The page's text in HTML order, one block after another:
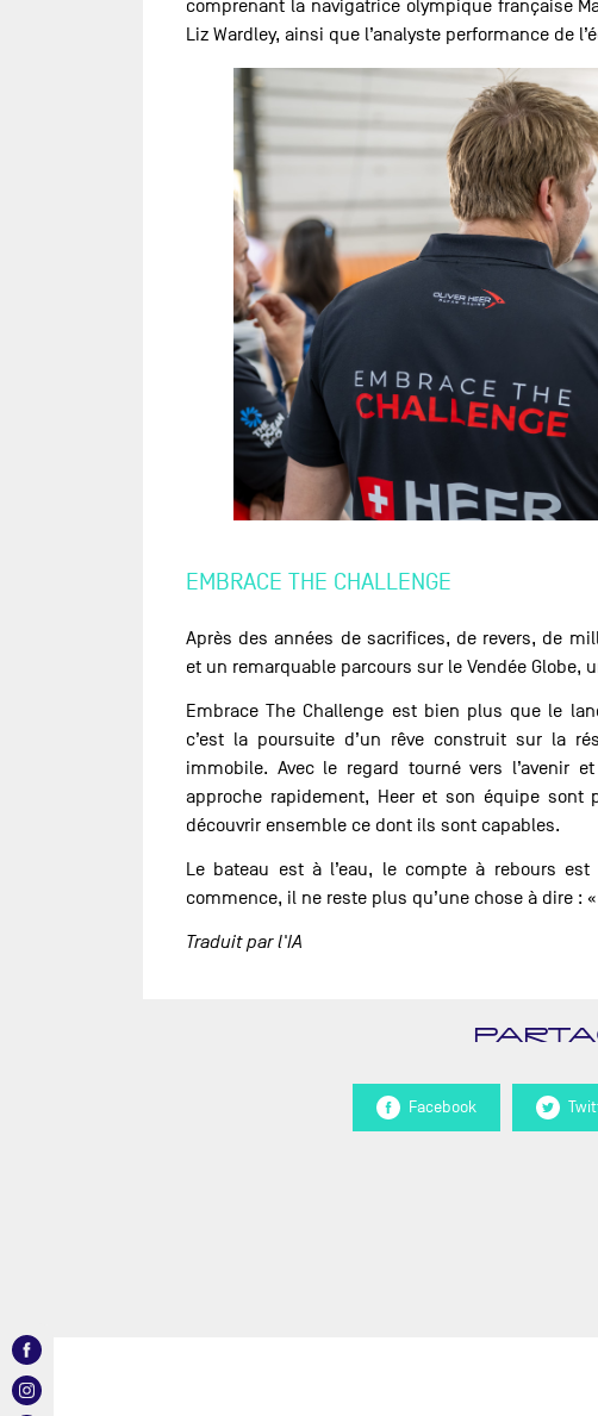
comprenant la navigatrice olympique française
Liz Wardley, ainsi que l’analyste performance de
EMBRACE THE CHALLENGE
Après des années de sacrifices, de revers, de
et un remarquable parcours sur le Vendée Globe,
Embrace The Challenge est bien plus que le
c’est la poursuite d’un rêve construit sur la
immobile. Avec le regard tourné vers l’avenir
approche rapidement, Heer et son équipe
découvrir ensemble ce dont ils sont capables.
Le bateau est à l’eau, le compte à rebours
commence, il ne reste plus qu’une chose à dire : «
Traduit par l'IA
Facebook